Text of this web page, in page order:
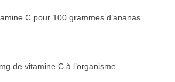
C pour 100 grammes d’ananas.
de vitamine C à l’organisme.